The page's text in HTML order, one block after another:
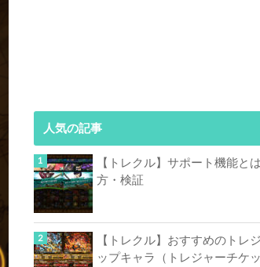
人気の記事
【トレクル】サポート機能と
方・検証
【トレクル】おすすめのトレ
ップキャラ（トレジャーチケ